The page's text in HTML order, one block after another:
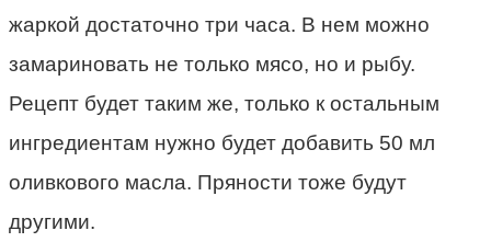
жаркой достаточно три часа. В нем можно
замариновать не только мясо, но и рыбу.
Рецепт будет таким же, только к остальным
ингредиентам нужно будет добавить 50 мл
оливкового масла. Пряности тоже будут
другими.